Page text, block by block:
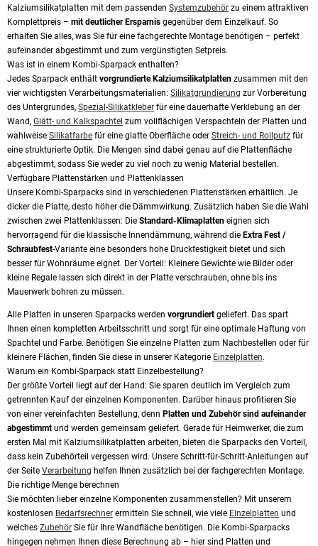
Kalziumsilikatplatten mit dem passenden Systemzubehör zu einem attraktiven
Komplettpreis – mit deutlicher Ersparnis gegenüber dem Einzelkauf. So
erhalten Sie alles, was Sie für eine fachgerechte Montage benötigen – perfekt
aufeinander abgestimmt und zum vergünstigten Setpreis.
Was ist in einem Kombi-Sparpack enthalten?
Jedes Sparpack enthält vorgrundierte Kalziumsilikatplatten zusammen mit den
vier wichtigsten Verarbeitungsmaterialien: Silikatgrundierung zur Vorbereitung
des Untergrundes, Spezial-Silikatkleber für eine dauerhafte Verklebung an der
Wand, Glätt- und Kalkspachtel zum vollflächigen Verspachteln der Platten und
wahlweise Silikatfarbe für eine glatte Oberfläche oder Streich- und Rollputz für
eine strukturierte Optik. Die Mengen sind dabei genau auf die Plattenfläche
abgestimmt, sodass Sie weder zu viel noch zu wenig Material bestellen.
Verfügbare Plattenstärken und Plattenklassen
Unsere Kombi-Sparpacks sind in verschiedenen Plattenstärken erhältlich. Je
dicker die Platte, desto höher die Dämmwirkung. Zusätzlich haben Sie die Wahl
zwischen zwei Plattenklassen: Die Standard-Klimaplatten eignen sich
hervorragend für die klassische Innendämmung, während die Extra Fest /
Schraubfest-Variante eine besonders hohe Druckfestigkeit bietet und sich
besser für Wohnräume eignet. Der Vorteil: Kleinere Gewichte wie Bilder oder
kleine Regale lassen sich direkt in der Platte verschrauben, ohne bis ins
Mauerwerk bohren zu müssen.
Alle Platten in unseren Sparpacks werden vorgrundiert geliefert. Das spart
Ihnen einen kompletten Arbeitsschritt und sorgt für eine optimale Haftung von
Spachtel und Farbe. Benötigen Sie einzelne Platten zum Nachbestellen oder für
kleinere Flächen, finden Sie diese in unserer Kategorie Einzelplatten.
Warum ein Kombi-Sparpack statt Einzelbestellung?
Der größte Vorteil liegt auf der Hand: Sie sparen deutlich im Vergleich zum
getrennten Kauf der einzelnen Komponenten. Darüber hinaus profitieren Sie
von einer vereinfachten Bestellung, denn Platten und Zubehör sind aufeinander
abgestimmt und werden gemeinsam geliefert. Gerade für Heimwerker, die zum
ersten Mal mit Kalziumsilikatplatten arbeiten, bieten die Sparpacks den Vorteil,
dass kein Zubehörteil vergessen wird. Unsere Schritt-für-Schritt-Anleitungen auf
der Seite Verarbeitung helfen Ihnen zusätzlich bei der fachgerechten Montage.
Die richtige Menge berechnen
Sie möchten lieber einzelne Komponenten zusammenstellen? Mit unserem
kostenlosen Bedarfsrechner ermitteln Sie schnell, wie viele Einzelplatten und
welches Zubehör Sie für Ihre Wandfläche benötigen. Die Kombi-Sparpacks
hingegen nehmen Ihnen diese Berechnung ab – hier sind Platten und